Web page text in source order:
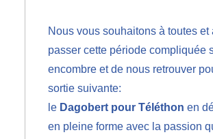
Nous vous souhaitons à toutes et
passer cette période compliquée
encombre et de nous retrouver
sortie suivante:
le Dagobert pour Téléthon en
en pleine forme avec la passion